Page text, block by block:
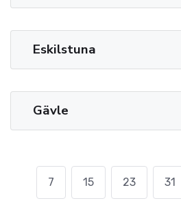
Eskilstuna
Gävle
7 15 23 31